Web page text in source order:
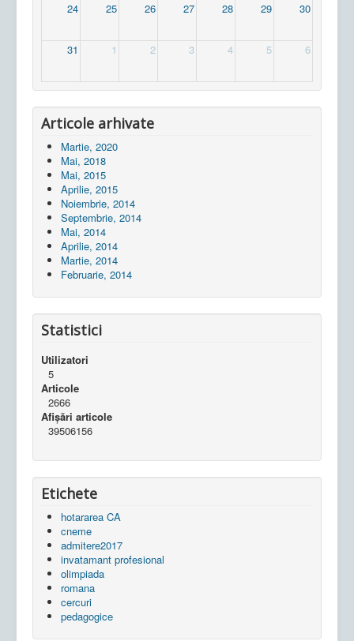
24 25 26 27 28 29 30
31 1 2 3 4 5 6
Articole arhivate
Martie, 2020
Mai, 2018
Mai, 2015
Aprilie, 2015
Noiembrie, 2014
Septembrie, 2014
Mai, 2014
Aprilie, 2014
Martie, 2014
Februarie, 2014
Statistici
Utilizatori
5
Articole
2666
Afișări articole
39506156
Etichete
hotararea CA
cneme
admitere2017
invatamant profesional
olimpiada
romana
cercuri
pedagogice